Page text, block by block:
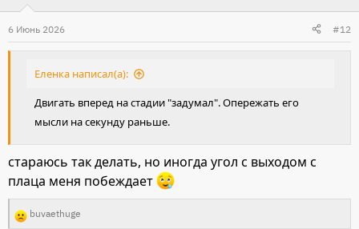
и
и
6 Июнь 2026 #12
Еленка написал(а):
Двигать вперед на стадии "задумал". Опережать его
мысли на секунду раньше.
стараюсь так делать, но иногда угол с выходом с
плаца меня побеждает
Р
buvaethuge